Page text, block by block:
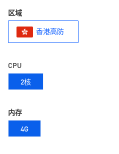
区域
香港高防
CPU
2核
内存
4G